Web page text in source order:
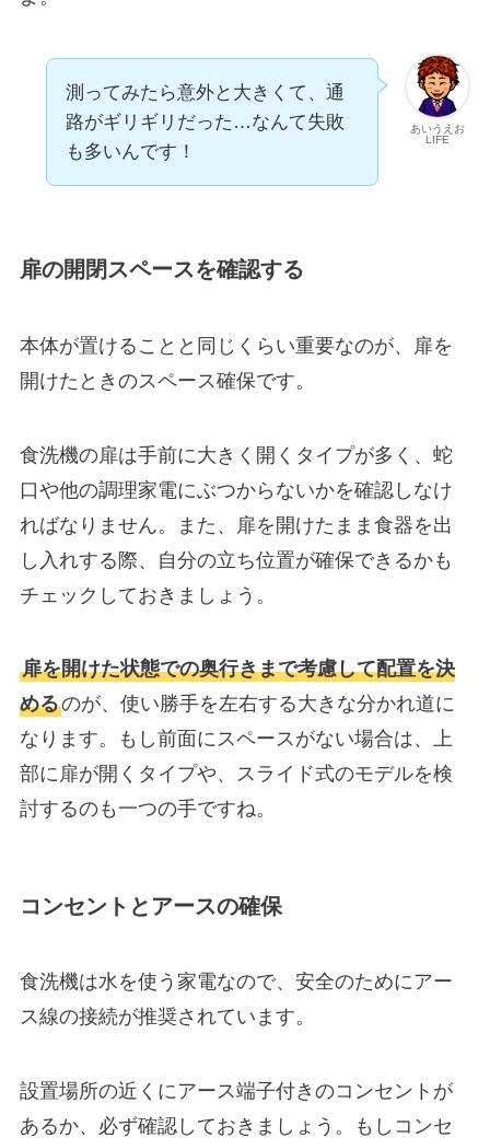
あいうえお
LIFE
測ってみたら意外と大きくて、通
路がギリギリだった…なんて失敗
も多いんです！
扉の開閉スペースを確認する
本体が置けることと同じくらい重要なのが、扉を
開けたときのスペース確保です。
食洗機の扉は手前に大きく開くタイプが多く、蛇
口や他の調理家電にぶつからないかを確認しなけ
ればなりません。また、扉を開けたまま食器を出
し入れする際、自分の立ち位置が確保できるかも
チェックしておきましょう。
扉を開けた状態での奥行きまで考慮して配置を決
めるのが、使い勝手を左右する大きな分かれ道に
なります。もし前面にスペースがない場合は、上
部に扉が開くタイプや、スライド式のモデルを検
討するのも一つの手ですね。
コンセントとアースの確保
食洗機は水を使う家電なので、安全のためにアー
ス線の接続が推奨されています。
設置場所の近くにアース端子付きのコンセントが
あるか、必ず確認しておきましょう。もしコンセ